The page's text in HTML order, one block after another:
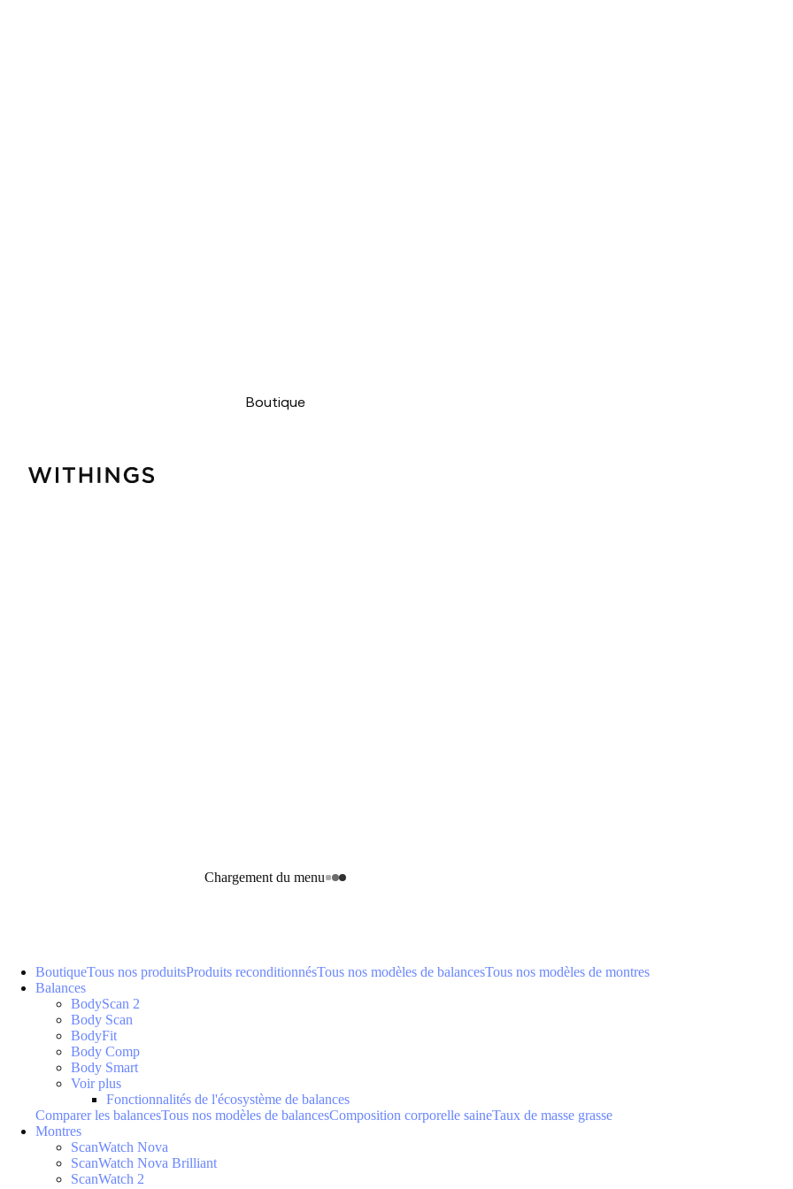
Boutique
Chargement du menu
BoutiqueTous nos produitsProduits reconditionnésTous nos modèles de balancesTous nos modèles de montres
Balances
BodyScan 2
Body Scan
BodyFit
Body Comp
Body Smart
Voir plus
Fonctionnalités de l'écosystème de balances
Comparer les balancesTous nos modèles de balancesComposition corporelle saineTaux de masse grasse
Montres
ScanWatch Nova
ScanWatch Nova Brilliant
ScanWatch 2